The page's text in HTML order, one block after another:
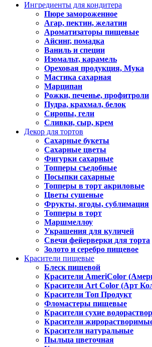
Ингредиенты для кондитера
Пюре замороженное
Агар, пектин, желатин
Ароматизаторы пищевые
Айсинг, помадка
Ваниль и специи
Изомальт, карамель
Ореховая продукция, Мука
Мастика сахарная
Марципан
Рожки, печенье, профитроли
Пудра, крахмал, белок
Сиропы, гели
Сливки, сыр, крем
Декор для тортов
Сахарные букеты
Сахарные цветы
Фигурки сахарные
Топперы съедобные
Посыпки сахарные
Топперы в торт акриловые
Цветы сушеные
Фрукты, ягоды, сублимация
Топперы в торт
Маршмеллоу
Украшения для куличей
Свечи фейерверки для торта
Золото и серебро пищевое
Красители пищевые
Блеск пищевой
Красители AmeriColor
Красители Art Color (Арт
Красители Топ Продукт
Фломастеры пищевые
Красители сухие
Красители
Красители натуральные
Пыльца цветочная